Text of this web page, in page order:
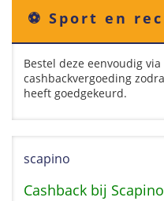
⚽️ Sport en
Bestel deze eenvoudig
cashbackvergoeding
heeft goedgekeurd.
scapino
Cashback bij Scapino